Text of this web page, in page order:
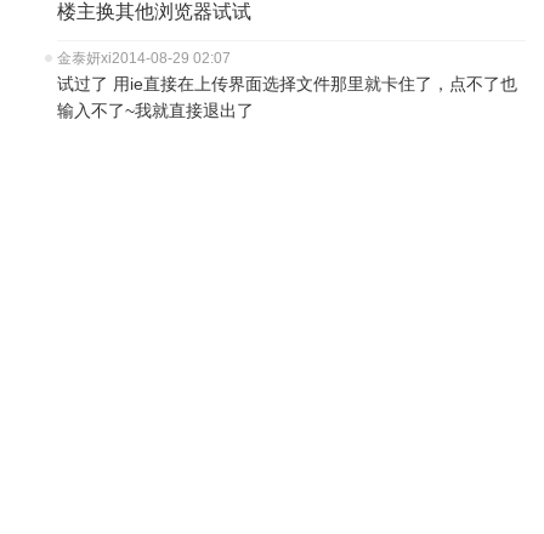
楼主换其他浏览器试试
金泰妍xi2014-08-29 02:07
试过了 用ie直接在上传界面选择文件那里就卡住了，点不了也
输入不了~我就直接退出了